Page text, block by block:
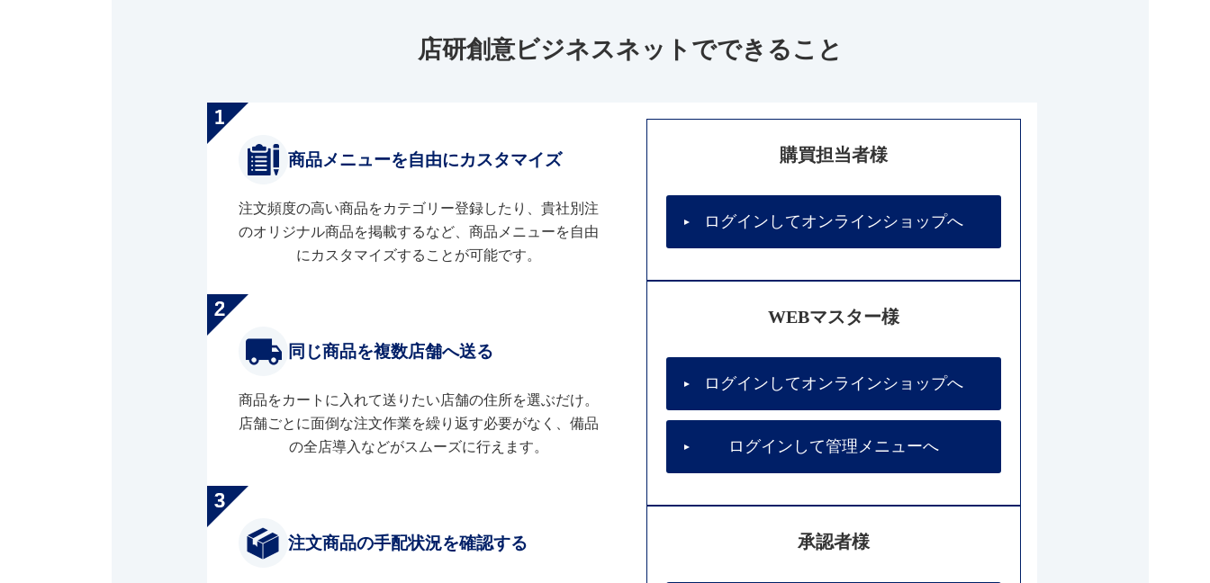
店研創意ビジネスネットでできること
商品メニューを自由にカスタマイズ
注文頻度の高い商品をカテゴリー登録したり、貴社別注
のオリジナル商品を掲載するなど、商品メニューを自由
にカスタマイズすることが可能です。
同じ商品を複数店舗へ送る
商品をカートに入れて送りたい店舗の住所を選ぶだけ。
店舗ごとに面倒な注文作業を繰り返す必要がなく、備品
の全店導入などがスムーズに行えます。
注文商品の手配状況を確認する
購買担当者様
ログインしてオンラインショップへ
WEBマスター様
ログインしてオンラインショップへ
ログインして管理メニューへ
承認者様